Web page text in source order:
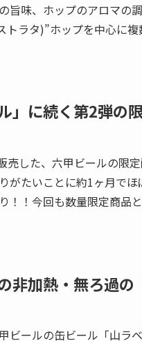
旨味、ホップのアロマの
トラタ)”ホップを中心に複
」に続く第2弾の
売した、六甲ビールの限
がたいことに約1ヶ月で
！！今回も数量限定商品
非加熱・無ろ過の
ビールの缶ビール「山ラ